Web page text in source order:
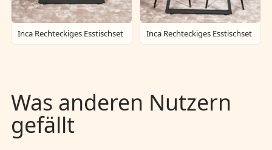
Inca Rechteckiges Esstischset Inca Rechteckiges Esstischset
Was anderen Nutzern
gefällt